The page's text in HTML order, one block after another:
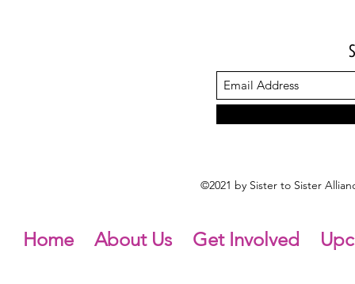
©2021 by Sister to Sister
Home About Us Get Involved